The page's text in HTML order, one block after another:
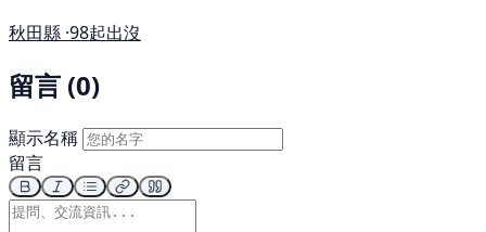
秋田縣 ·98起出沒
留言 (0)
顯示名稱
留言